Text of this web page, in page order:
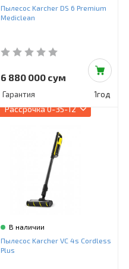
Пылесос Karcher DS 6 Premium
Mediclean
6 880 000 сум
Гарантия 1год
Рассрочка0-35-12
В наличии
Пылесос Karcher VC 4s Cordless
Plus